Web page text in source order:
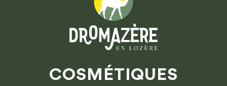
COSMÉTIQUES